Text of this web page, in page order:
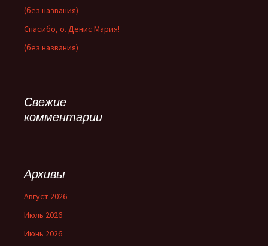
(без названия)
Спасибо, о. Денис Мария!
(без названия)
Свежие
комментарии
Архивы
Август 2026
Июль 2026
Июнь 2026